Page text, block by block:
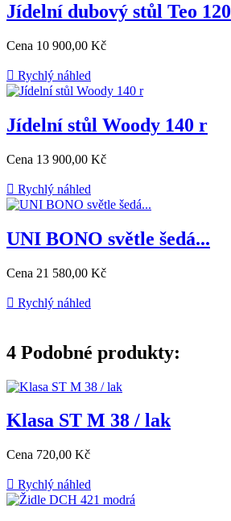
Jídelní dubový stůl Teo 120
Cena 10 900,00 Kč
 Rychlý náhled
Jídelní stůl Woody 140 r
Cena 13 900,00 Kč
 Rychlý náhled
UNI BONO světle šedá...
Cena 21 580,00 Kč
 Rychlý náhled
4 Podobné produkty:
Klasa ST M 38 / lak
Cena 720,00 Kč
 Rychlý náhled